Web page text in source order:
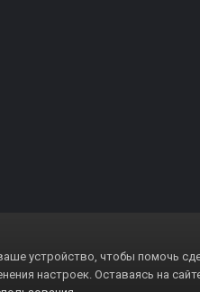
устройство, чтобы помочь
настроек. Оставаясь на